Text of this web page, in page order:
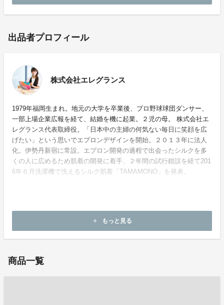
出品者プロフィール
株式会社エレグランス
1979年福岡生まれ。地元の大学を卒業後、プロ野球球団ダンサー、
一部上場企業広報を経て、結婚を機に起業。２児の母。 株式会社エ
レグランス代表取締役。「日本中の主婦の何気ない毎日に笑顔を広
げたい」という思いでエプロンデザインを開始。２０１３年に法人
化。伊勢丹新宿に常設。エプロン開発の過程で出会ったシルクを多
くの人に広めるため肌着の開発に着手、２年間の試行錯誤を経て201
6年６月洗濯機で洗えるシルク肌着「TAMAMONO」を発表。
add もっと見る
商品一覧